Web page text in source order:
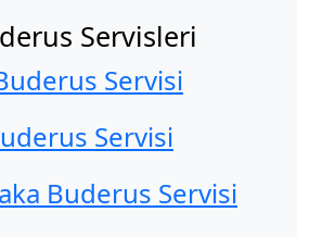
Servisleri
Servisi
Servisi
Buderus Servisi